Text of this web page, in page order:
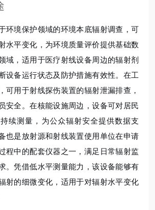
环境保护领域的环境本底辐射调查，可
水平变化，为环境质量评价提供基础数
域，适用于医疗射线设备周边的辐射剂
设备运行状态及防护措施有效性。在工
可用于射线探伤装置的辐射泄漏排查，
安全。在核能设施周边，设备可对居民
续测量，为公众辐射安全提供数据支
也是放射源和射线装置使用单位在申请
程中的配套仪器之一，满足日常辐射监
。凭借低水平测量能力，该设备能够有
射的细微变化，适用于对辐射水平变化